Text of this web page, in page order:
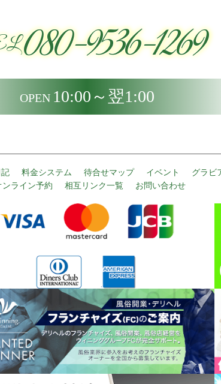
080-9536-1269
OPEN 10:00～翌1:00
料金システム 待合せマップ イベント
グラビ
ンライン予約
相互リンク一覧 お問い合わせ